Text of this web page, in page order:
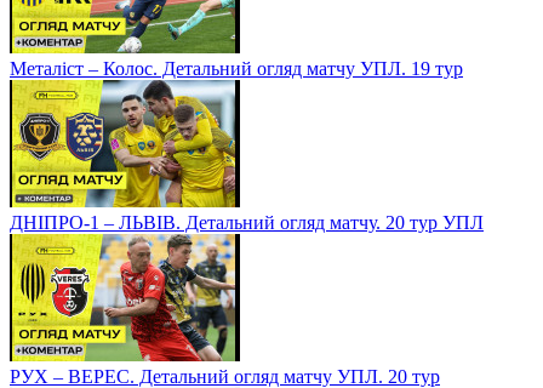
Металіст – Колос. Детальний огляд матчу УПЛ. 19 тур
ДНІПРО-1 – ЛЬВІВ. Детальний огляд матчу. 20 тур УПЛ
РУХ – ВЕРЕС. Детальний огляд матчу УПЛ. 20 тур